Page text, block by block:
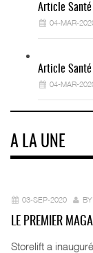
Article Santé
04-MAR-
Article Santé
04-MAR-
A LA UNE
03-SEP-2020
LE PREMIER
Storelift a